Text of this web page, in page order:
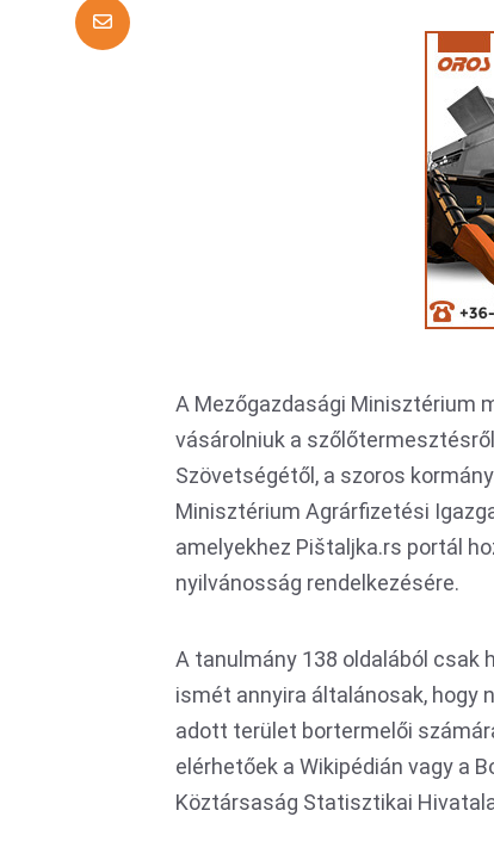
A Mezőgazdasági Minisztérium
vásárolniuk a
Szövetségétől, a szoros
Minisztérium Agrárfizetési
amelyekhez Pištaljka.rs portál
nyilvánosság rendelkezésére.
A tanulmány 138 oldalából csak
ismét annyira általánosak, hogy
adott terület bortermelői
elérhetőek a Wikipédián vagy a
Köztársaság Statisztikai